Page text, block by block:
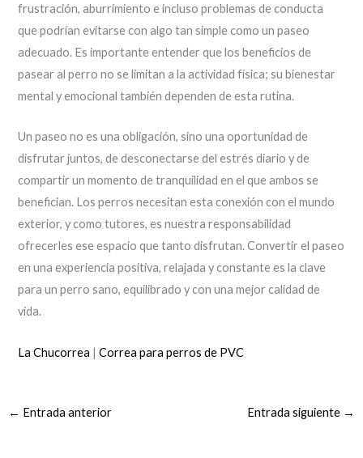
frustración, aburrimiento e incluso problemas de conducta
que podrían evitarse con algo tan simple como un paseo
adecuado. Es importante entender que los beneficios de
pasear al perro no se limitan a la actividad física; su bienestar
mental y emocional también dependen de esta rutina.
Un paseo no es una obligación, sino una oportunidad de
disfrutar juntos, de desconectarse del estrés diario y de
compartir un momento de tranquilidad en el que ambos se
benefician. Los perros necesitan esta conexión con el mundo
exterior, y como tutores, es nuestra responsabilidad
ofrecerles ese espacio que tanto disfrutan. Convertir el paseo
en una experiencia positiva, relajada y constante es la clave
para un perro sano, equilibrado y con una mejor calidad de
vida.
La Chucorrea |Correa para perros de PVC
← Entrada anterior Entrada siguiente →